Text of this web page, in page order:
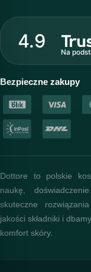
Strefa profesjonalisty
O marce Dottore
Nasz zespół
Akademia i szkolenia
Baza wiedzy
4.9
Na
Bezpieczne zakupy
Dottore to polskie
naukę,
skuteczne
jakości składniki i
komfort skóry.